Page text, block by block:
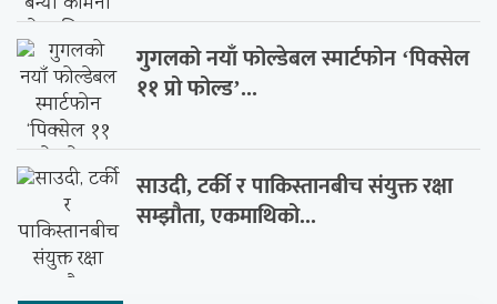
गुगलको नयाँ फोल्डेबल स्मार्टफोन ‘पिक्सेल
११ प्रो फोल्ड’...
साउदी, टर्की र पाकिस्तानबीच संयुक्त रक्षा
सम्झौता, एकमाथिको...